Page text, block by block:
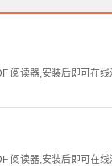
阅读器,安装后即可在
阅读器,安装后即可在